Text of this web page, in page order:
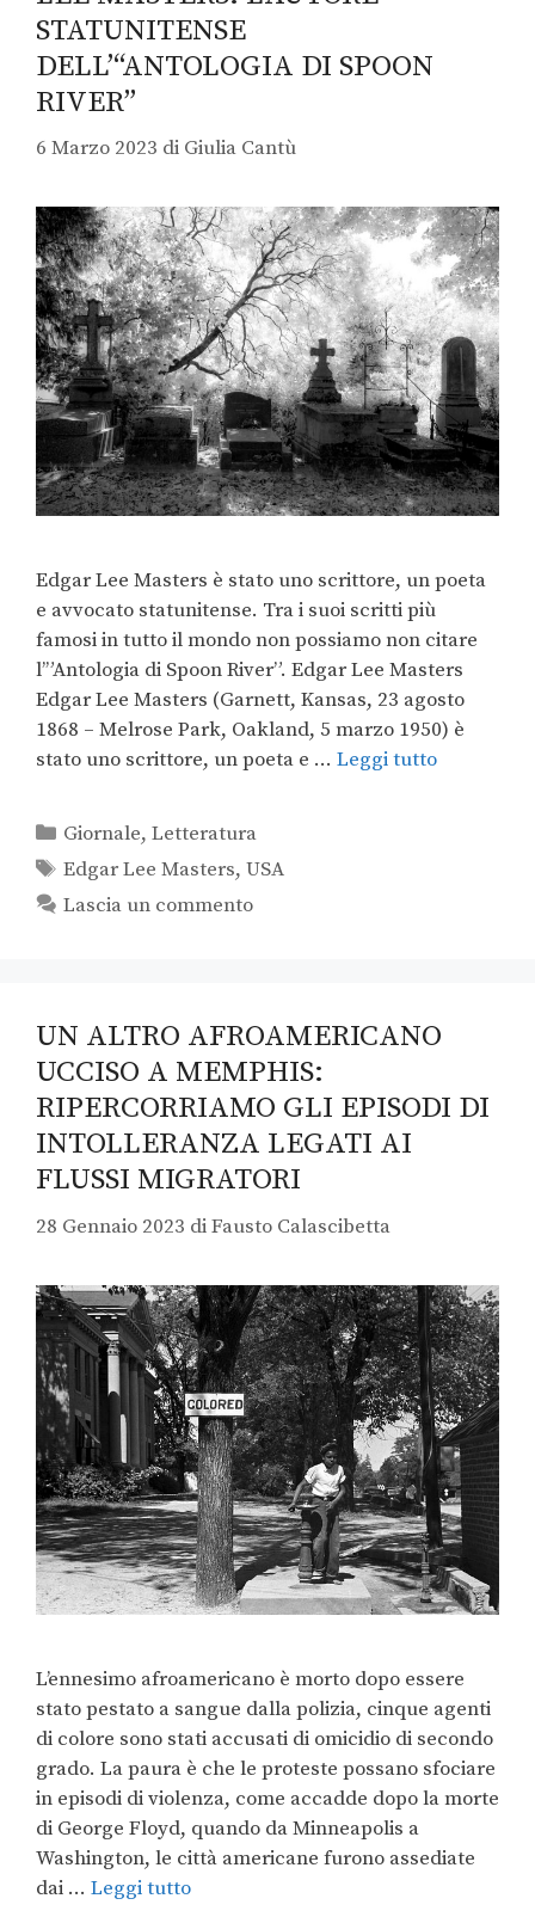
STATUNITENSE
DELL’“ANTOLOGIA DI SPOON
RIVER”
6 Marzo 2023 di Giulia Cantù
Edgar Lee Masters è stato uno scrittore, un poeta
e avvocato statunitense. Tra i suoi scritti più
famosi in tutto il mondo non possiamo non citare
l’”Antologia di Spoon River”. Edgar Lee Masters
Edgar Lee Masters (Garnett, Kansas, 23 agosto
1868 – Melrose Park, Oakland, 5 marzo 1950) è
stato uno scrittore, un poeta e … Leggi tutto
Giornale,Letteratura
Edgar Lee Masters,USA
Lascia un commento
UN ALTRO AFROAMERICANO
UCCISO A MEMPHIS:
RIPERCORRIAMO GLI EPISODI DI
INTOLLERANZA LEGATI AI
FLUSSI MIGRATORI
28 Gennaio 2023 diFausto Calascibetta
L’ennesimo afroamericano è morto dopo essere
stato pestato a sangue dalla polizia, cinque agenti
di colore sono stati accusati di omicidio di secondo
grado. La paura è che le proteste possano sfociare
in episodi di violenza, come accadde dopo la morte
di George Floyd, quando da Minneapolis a
Washington, le città americane furono assediate
dai … Leggi tutto